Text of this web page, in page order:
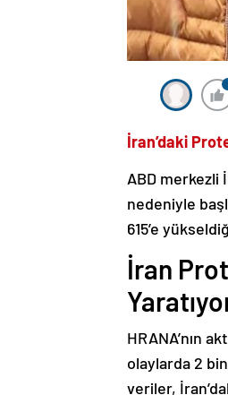
İran’daki
ABD merkezli
nedeniyle
615’e
İran
HRANA’nın
olaylarda 2
veriler,